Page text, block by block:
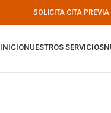
SOLICITA CITA PREVIA
INICIONUESTROS SERVICIOS